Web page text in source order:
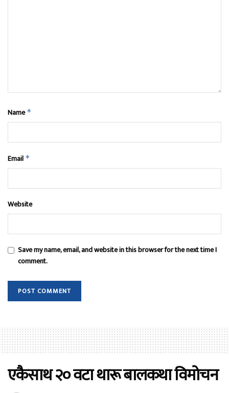
Name*
Email *
Website
Save my name, email, and website in this browser for the next time I
comment.
एकैसाथ २० वटा थारू बालकथा विमोचन